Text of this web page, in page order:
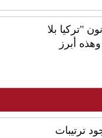
"تركيا بلا
أبرز
ترتيبات